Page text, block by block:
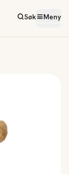
Søk Meny